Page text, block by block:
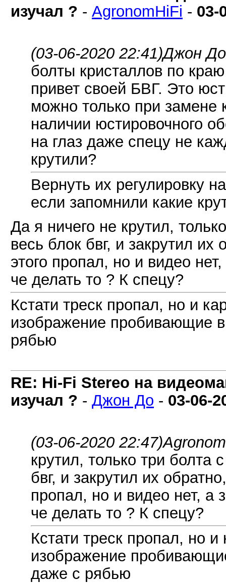
изучал ? - AgronomHiFi - 03-
(03-06-2020 22:41)Джон
болты кристаллов по
привет своей БВГ. Это
можно только при замене
наличии юстировочного
на глаз даже спецу не
крутили?
Вернуть их регулировку
если запомнили какие
Да я ничего не крутил,
весь блок бвг, и закрутил их
этого пропал, но и видео
че делать то ? К спецу?
Кстати треск пропал, но и
изображение пробивающие
рябью
RE: Hi-Fi Stereo на
изучал ? - Джон До - 03-06-
(03-06-2020 22:47)
крутил, только три болта
бвг, и закрутил их
пропал, но и видео нет, а
че делать то ? К спецу?
Кстати треск пропал, но
изображение
даже с рябью